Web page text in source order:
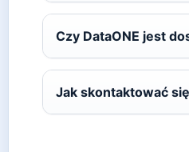
Czy DataONE jest
Jak skontaktować